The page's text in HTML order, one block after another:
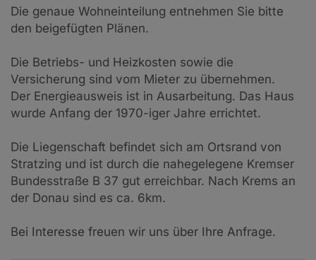
Die genaue Wohneinteilung entnehmen Sie bitte
den beigefügten Plänen.
Die Betriebs- und Heizkosten sowie die
Versicherung sind vom Mieter zu übernehmen.
Der Energieausweis ist in Ausarbeitung. Das Haus
wurde Anfang der 1970-iger Jahre errichtet.
Die Liegenschaft befindet sich am Ortsrand von
Stratzing und ist durch die nahegelegene Kremser
Bundesstraße B 37 gut erreichbar. Nach Krems an
der Donau sind es ca. 6km.
Bei Interesse freuen wir uns über Ihre Anfrage.